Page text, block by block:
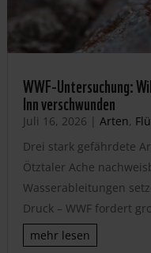
WWF-Untersuchung:
Inn verschwunden
Juli 16, 2026 | Arten,
Drei stark gefährdete
Ötztaler Ache
Wasserableitungen
Druck – WWF fordert
mehr lesen